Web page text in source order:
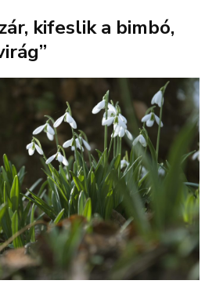
kifeslik a bimbó,